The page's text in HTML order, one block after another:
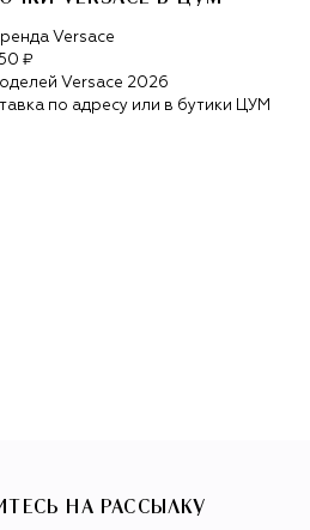
Versace
₽
Versace 2026
по адресу или в бутики ЦУМ
НА РАССЫЛКУ